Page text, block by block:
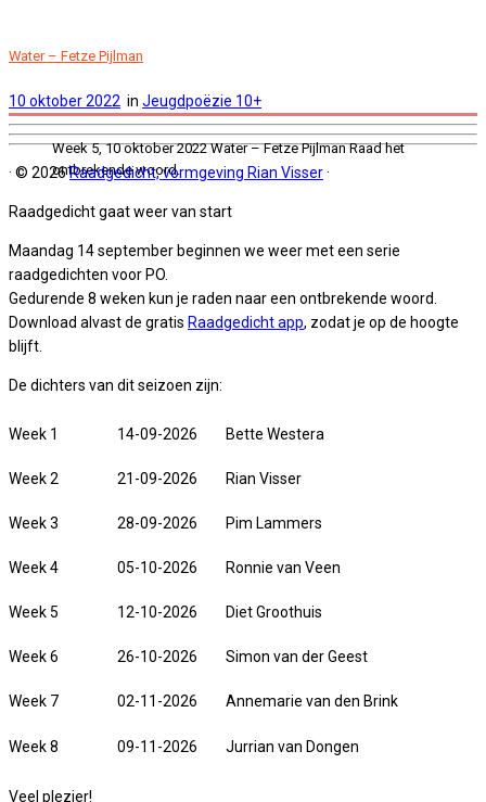
Week 5, 10 oktober 2022 Water – Fetze Pijlman Raad het
ontbrekende woord.
Water – Fetze Pijlman
10 oktober 2022 in Jeugdpoëzie 10+
· © 2026Raadgedicht, vormgeving Rian Visser·
Raadgedicht gaat weer van start
Maandag 14 september beginnen we weer met een serie
raadgedichten voor PO.
Gedurende 8 weken kun je raden naar een ontbrekende woord.
Download alvast de gratis Raadgedicht app, zodat je op de hoogte
blijft.
De dichters van dit seizoen zijn:
Week 1 14-09-2026 Bette Westera
Week 2 21-09-2026 Rian Visser
Week 3 28-09-2026 Pim Lammers
Week 4 05-10-2026 Ronnie van Veen
Week 5 12-10-2026 Diet Groothuis
Week 6 26-10-2026 Simon van der Geest
Week 7 02-11-2026 Annemarie van den Brink
Week 8 09-11-2026 Jurrian van Dongen
Veel plezier!